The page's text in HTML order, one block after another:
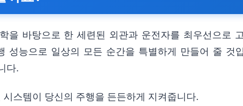
을 바탕으로 한 세련된 외관과 운전자를 최우선으로
성능으로 일상의 모든 순간을 특별하게 만들어 줄
다.
스템이 당신의 주행을 든든하게 지켜줍니다.